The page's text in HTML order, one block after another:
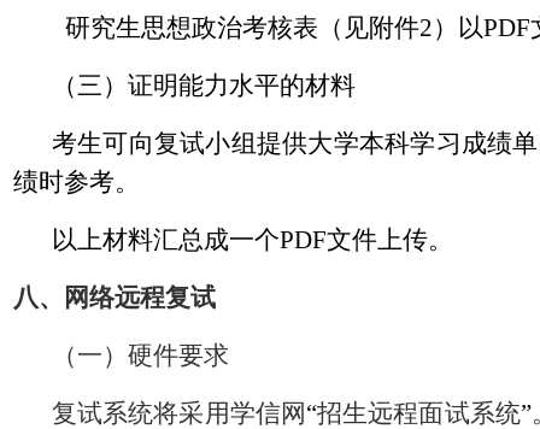
研究生思想政治考核表（见附件2）以PDF
（三）证明能力水平的材料
考生可向复试小组提供大学本科学习成绩
绩时参考。
以上材料汇总成一个PDF文件上传。
八、网络远程复试
（一）硬件要求
复试系统将采用学信网“招生远程面试系统”